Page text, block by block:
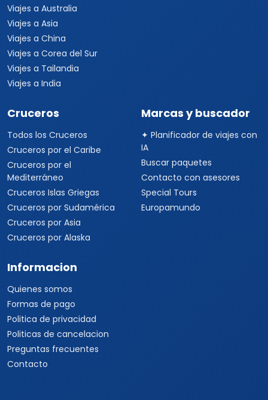
Viajes a Australia
Viajes a Asia
Viajes a China
Viajes a Corea del Sur
Viajes a Tailandia
Viajes a India
Cruceros
Todos los Cruceros
Cruceros por el Caribe
Cruceros por el
Mediterráneo
Cruceros Islas Griegas
Cruceros por Sudamérica
Cruceros por Asia
Cruceros por Alaska
Marcas y buscador
✦ Planificador de viajes con
IA
Buscar paquetes
Contacto con asesores
Special Tours
Europamundo
Informacion
Quienes somos
Formas de pago
Politica de privacidad
Politicas de cancelacion
Preguntas frecuentes
Contacto